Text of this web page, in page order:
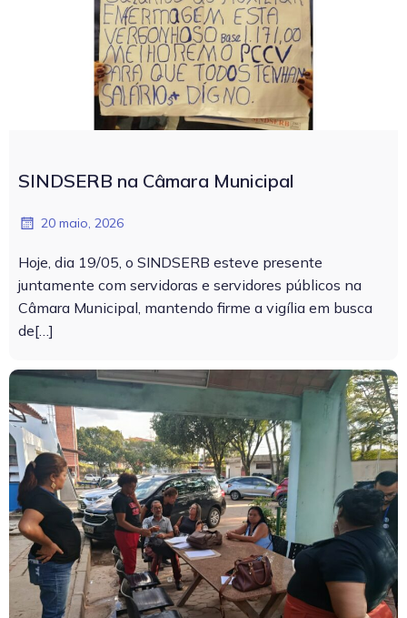
SINDSERB na Câmara Municipal
20 maio, 2026
Hoje, dia 19/05, o SINDSERB esteve presente
juntamente com servidoras e servidores públicos na
Câmara Municipal, mantendo firme a vigília em busca
de[…]